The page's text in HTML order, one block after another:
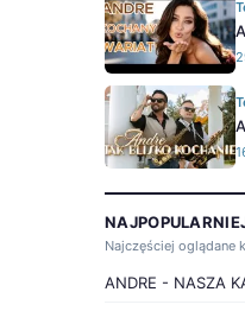
Najczęściej oglądane
ANDRE - NASZA